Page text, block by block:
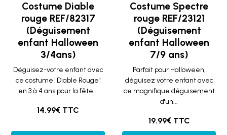
Costume Diable
rouge REF/82317
(Déguisement
enfant Halloween
3/4ans)
Déguisez-votre enfant avec
ce costume "Diable Rouge"
en 3 à 4 ans pour la fête...
14.99€ TTC
Costume Spectre
rouge REF/23121
(Déguisement
enfant Halloween
7/9 ans)
Parfait pour Halloween,
déguisez votre enfant avec
ce magnifique déguisement
d'un...
19.99€ TTC